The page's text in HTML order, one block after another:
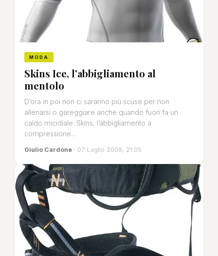
MODA
Skins Ice, l'abbigliamento al
mentolo
D’ora in poi non ci saranno più scuse per non
allenarsi o gareggiare anche quando fuori fa un
caldo micidiale. Skins, l’abbigliamento a
compressione...
Giulio Cardone · 07 Luglio 2009, 21:05